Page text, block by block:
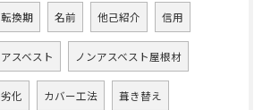
転換期 名前 他己紹介 信用
アスベスト ノンアスベスト屋根材
劣化 カバー工法 葺き替え